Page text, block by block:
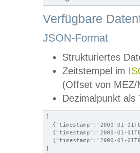
Verfügbare
JSON-Format
Strukturiertes
Zeitstempel im
(Offset von MEZ/
Dezimalpunkt als
[
{"timestamp":"2000-01-
{"timestamp":"2000-01-
{"timestamp":"2000-01-
]